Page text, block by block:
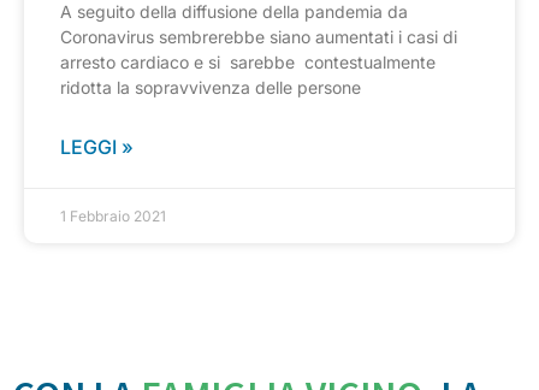
A seguito della diffusione della pandemia da
Coronavirus sembrerebbe siano aumentati i casi di
arresto cardiaco e si sarebbe contestualmente
ridotta la sopravvivenza delle persone
LEGGI »
1 Febbraio 2021